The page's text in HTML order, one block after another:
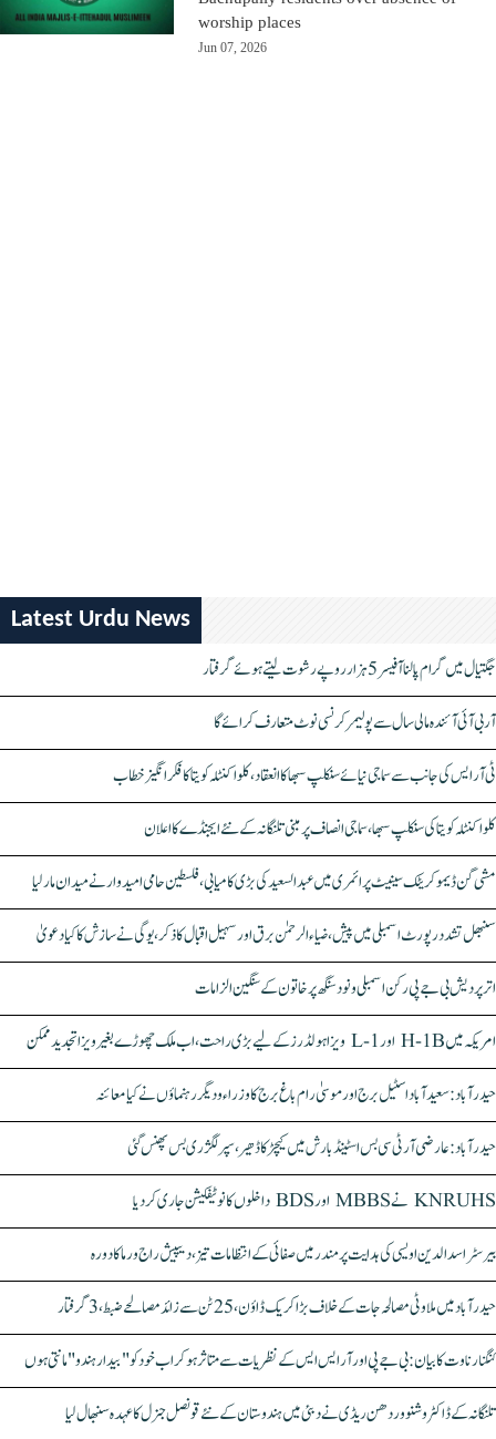
worship places
Jun 07, 2026
Latest Urdu News
جگتیال میں گرام پالنا آفیسر 5 ہزار روپے رشوت لیتے ہوئے گرفتار
آر بی آئی آئندہ مالی سال سے پولیمر کرنسی نوٹ متعارف کرائے گا
ٹی آر ایس کی جانب سے سماجی نیائے سنکلپ سبھا کا انعقاد، کلواکنٹلہ کویتا کا فکر انگیز خطاب
کلواکنٹلہ کویتا کی سنکلپ سبھا، سماجی انصاف پر مبنی تلنگانہ کے نئے ایجنڈے کا اعلان
مشی گن ڈیموکریٹک سینیٹ پرائمری میں عبدالسعید کی بڑی کامیابی، فلسطین حامی امیدوار نے میدان مار لیا
سنبھل تشدد رپورٹ اسمبلی میں پیش، ضیاء الرحمٰن برق اور سہیل اقبال کا ذکر، یوگی نے سازش کا کیا دعویٰ
اتر پردیش بی جے پی رکن اسمبلی ونود سنگھ پر خاتون کے سنگین الزامات
امریکہ میں H-1B اور L-1 ویزا ہولڈرز کے لیے بڑی راحت، اب ملک چھوڑے بغیر ویزا تجدید ممکن
حیدرآباد: سعیدآباد اسٹیل برج اور موسیٰ رام باغ برج کا وزراء و دیگر رہنماؤں نے کیا معائنہ
حیدرآباد: عارضی آر ٹی سی بس اسٹینڈ بارش میں کیچڑ کا ڈھیر، سپر لگژری بس پھنس گئی
KNRUHS نے MBBS اور BDS داخلوں کا نوٹیفکیشن جاری کر دیا
بیرسٹر اسدالدین اویسی کی ہدایت پر مندر میں صفائی کے انتظامات تیز، دیپیش راج ورما کا دورہ
حیدرآباد میں ملاوٹی مصالحہ جات کے خلاف بڑا کریک ڈاؤن، 25 ٹن سے زائد مصالحے ضبط، 3 گرفتار
کنگنا رناوت کا بیان: بی جے پی اور آر ایس ایس کے نظریات سے متاثر ہو کر اب خود کو "بیدار ہندو" مانتی ہوں
تلنگانہ کے ڈاکٹر وشنو وردھن ریڈی نے دبئی میں ہندوستان کے نئے قونصل جنرل کا عہدہ سنبھال لیا